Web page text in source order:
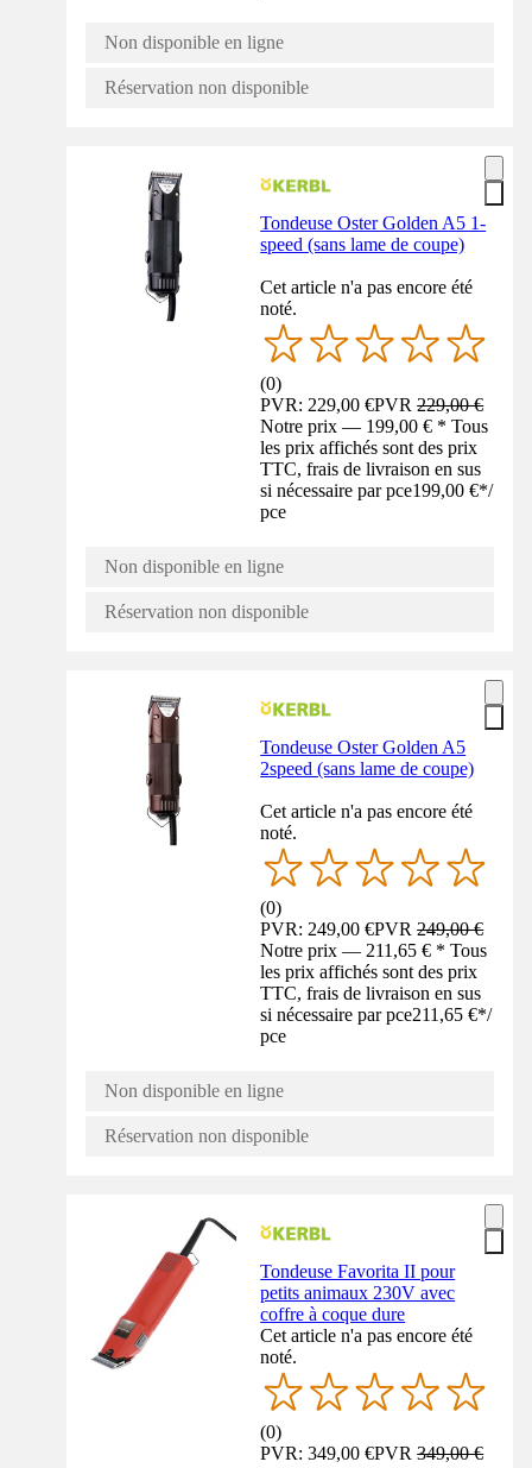
Non disponible en ligne
Réservation non disponible
Tondeuse Oster Golden A5 1-
speed (sans lame de coupe)
Cet article n'a pas encore été
noté.
(0)
PVR: 229,00 €PVR229,00 €
Notre prix — 199,00 € * Tous
les prix affichés sont des prix
TTC, frais de livraison en sus
si nécessaire par pce199,00 €*/
pce
Non disponible en ligne
Réservation non disponible
Tondeuse Oster Golden A5
2speed (sans lame de coupe)
Cet article n'a pas encore été
noté.
(0)
PVR: 249,00 €PVR249,00 €
Notre prix — 211,65 € * Tous
les prix affichés sont des prix
TTC, frais de livraison en sus
si nécessaire par pce211,65 €*/
pce
Non disponible en ligne
Réservation non disponible
Tondeuse Favorita II pour
petits animaux 230V avec
coffre à coque dure
Cet article n'a pas encore été
noté.
(0)
PVR: 349,00 €PVR349,00 €